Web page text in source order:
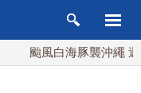
颱風白海豚襲沖繩 週末最